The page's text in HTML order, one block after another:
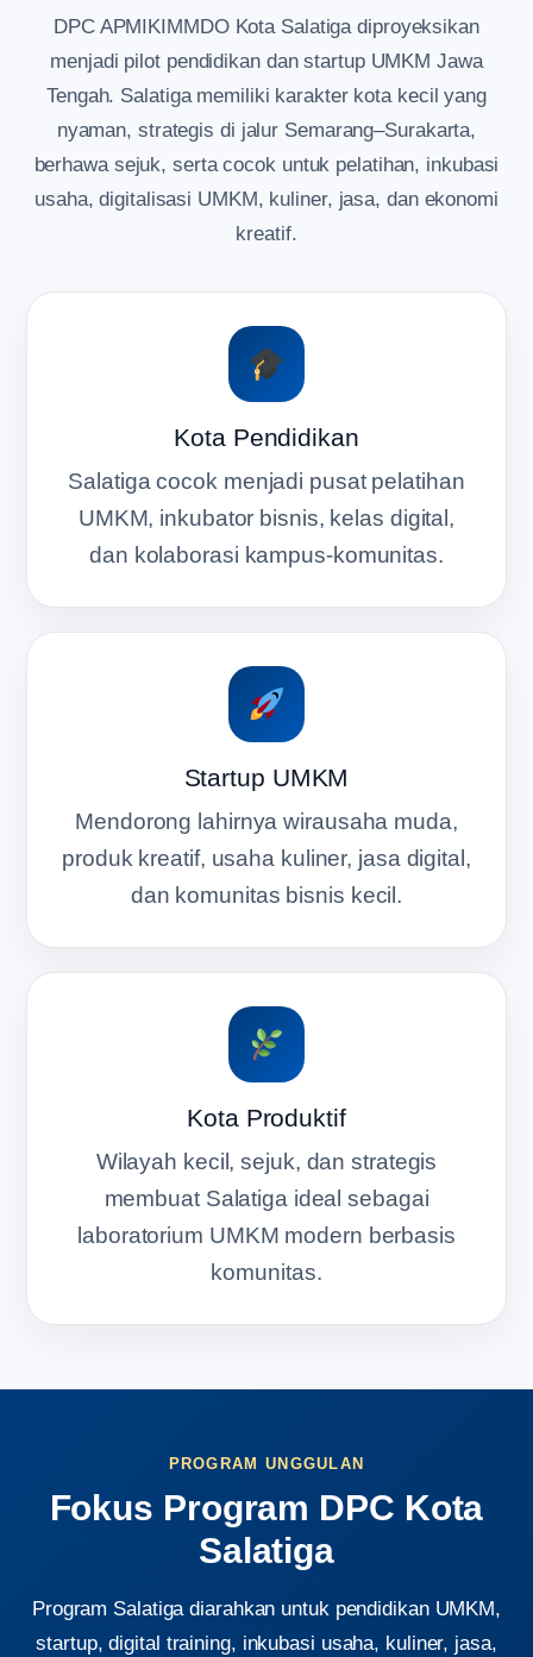
DPC APMIKIMMDO Kota Salatiga diproyeksikan
menjadi pilot pendidikan dan startup UMKM Jawa
Tengah. Salatiga memiliki karakter kota kecil yang
nyaman, strategis di jalur Semarang–Surakarta,
berhawa sejuk, serta cocok untuk pelatihan, inkubasi
usaha, digitalisasi UMKM, kuliner, jasa, dan ekonomi
kreatif.
Kota Pendidikan
Salatiga cocok menjadi pusat pelatihan
UMKM, inkubator bisnis, kelas digital,
dan kolaborasi kampus-komunitas.
Startup UMKM
Mendorong lahirnya wirausaha muda,
produk kreatif, usaha kuliner, jasa digital,
dan komunitas bisnis kecil.
Kota Produktif
Wilayah kecil, sejuk, dan strategis
membuat Salatiga ideal sebagai
laboratorium UMKM modern berbasis
komunitas.
PROGRAM UNGGULAN
Fokus Program DPC Kota
Salatiga
Program Salatiga diarahkan untuk pendidikan UMKM,
startup, digital training, inkubasi usaha, kuliner, jasa,